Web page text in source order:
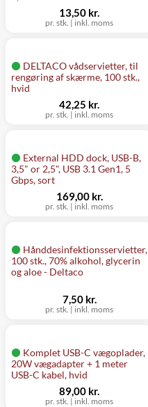
pr. stk. | inkl. moms
13,50 kr.
DELTACO vådservietter, til
rengøring af skærme, 100 stk.,
hvid
pr. stk. | inkl. moms
42,25 kr.
External HDD dock, USB-B,
3,5" or 2,5", USB 3.1 Gen1, 5
Gbps, sort
pr. stk. | inkl. moms
169,00 kr.
Hånddesinfektionsservietter,
100 stk., 70% alkohol, glycerin
og aloe - Deltaco
pr. stk. | inkl. moms
7,50 kr.
Komplet USB-C vægoplader,
20W vægadapter + 1 meter
USB-C kabel, hvid
pr. stk. | inkl. moms
89,00 kr.